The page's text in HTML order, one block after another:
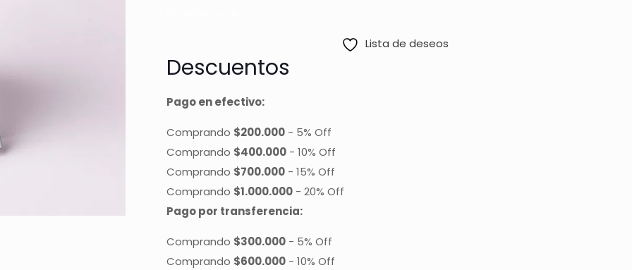
Lista de deseos
Descuentos
Pago en efectivo:
Comprando $200.000 - 5% Off
Comprando $400.000 - 10% Off
Comprando $700.000 - 15% Off
Comprando $1.000.000 - 20% Off
Pago por transferencia:
Comprando $300.000 - 5% Off
Comprando $600.000 - 10% Off